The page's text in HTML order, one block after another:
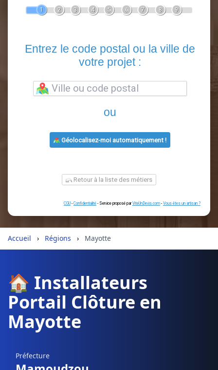
En 5 minutes, demandez3 devis comparatifs
3 4 5
Entrez le code postal ou la
ou
CGU-Confidentialité
Accueil › Régions › Mayotte
🏠 Installateurs
Portail Clôture en
Mayotte
Préfecture